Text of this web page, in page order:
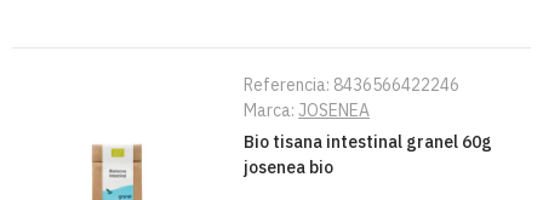
Referencia: 8436566422246
Marca: JOSENEA
Bio tisana intestinal granel 60g
josenea bio